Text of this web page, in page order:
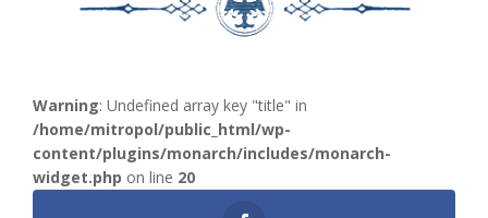
Warning: Undefined array key "title" in
/home/mitropol/public_html/wp-
content/plugins/monarch/includes/monarch-
widget.php on line 20